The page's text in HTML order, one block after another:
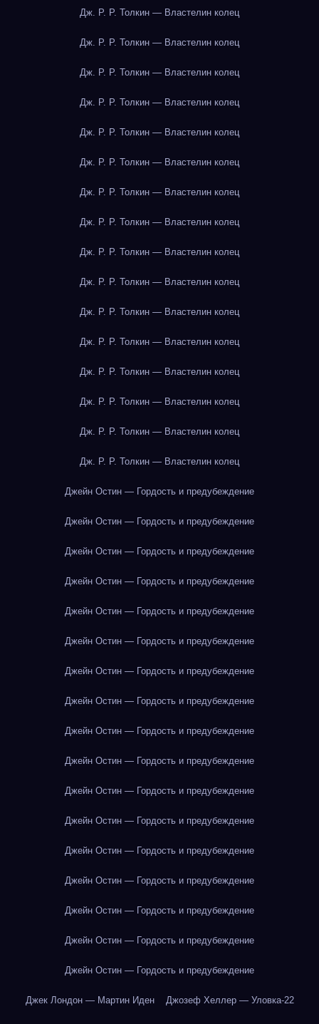
Дж. Р. Р. Толкин — Властелин колец
Дж. Р. Р. Толкин — Властелин колец
Дж. Р. Р. Толкин — Властелин колец
Дж. Р. Р. Толкин — Властелин колец
Дж. Р. Р. Толкин — Властелин колец
Дж. Р. Р. Толкин — Властелин колец
Дж. Р. Р. Толкин — Властелин колец
Дж. Р. Р. Толкин — Властелин колец
Дж. Р. Р. Толкин — Властелин колец
Дж. Р. Р. Толкин — Властелин колец
Дж. Р. Р. Толкин — Властелин колец
Дж. Р. Р. Толкин — Властелин колец
Дж. Р. Р. Толкин — Властелин колец
Дж. Р. Р. Толкин — Властелин колец
Дж. Р. Р. Толкин — Властелин колец
Дж. Р. Р. Толкин — Властелин колец
Джейн Остин — Гордость и предубеждение
Джейн Остин — Гордость и предубеждение
Джейн Остин — Гордость и предубеждение
Джейн Остин — Гордость и предубеждение
Джейн Остин — Гордость и предубеждение
Джейн Остин — Гордость и предубеждение
Джейн Остин — Гордость и предубеждение
Джейн Остин — Гордость и предубеждение
Джейн Остин — Гордость и предубеждение
Джейн Остин — Гордость и предубеждение
Джейн Остин — Гордость и предубеждение
Джейн Остин — Гордость и предубеждение
Джейн Остин — Гордость и предубеждение
Джейн Остин — Гордость и предубеждение
Джейн Остин — Гордость и предубеждение
Джейн Остин — Гордость и предубеждение
Джейн Остин — Гордость и предубеждение
Джек Лондон — Мартин Иден Джозеф Хеллер — Уловка-22